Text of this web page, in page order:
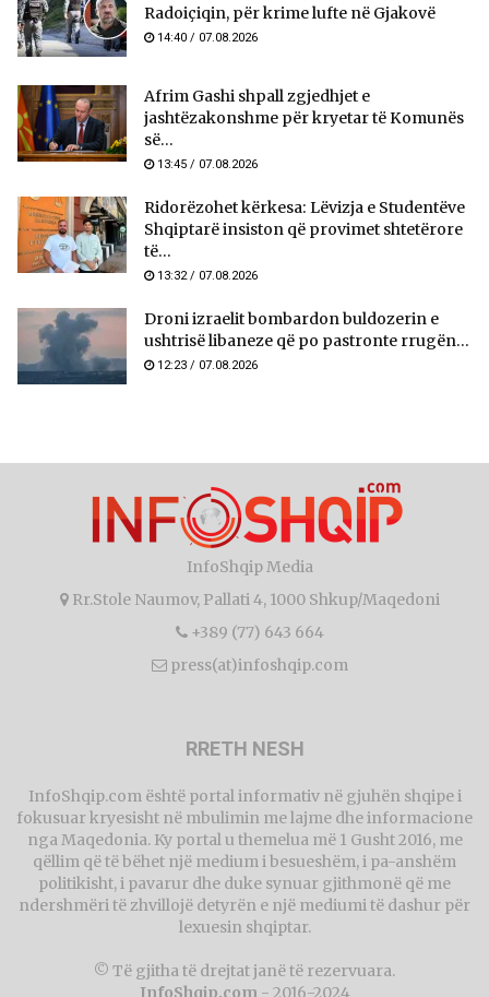
Radoiçiqin, për krime lufte në Gjakovë
14:40 / 07.08.2026
Afrim Gashi shpall zgjedhjet e
jashtëzakonshme për kryetar të Komunës
së...
13:45 / 07.08.2026
Ridorëzohet kërkesa: Lëvizja e Studentëve
Shqiptarë insiston që provimet shtetërore
të...
13:32 / 07.08.2026
Droni izraelit bombardon buldozerin e
ushtrisë libaneze që po pastronte rrugën...
12:23 / 07.08.2026
InfoShqip Media
Rr.Stole Naumov, Pallati 4, 1000 Shkup/Maqedoni
+389 (77) 643 664
press(at)infoshqip.com
RRETH NESH
InfoShqip.com është portal informativ në gjuhën shqipe i
fokusuar kryesisht në mbulimin me lajme dhe informacione
nga Maqedonia. Ky portal u themelua më 1 Gusht 2016, me
qëllim që të bëhet një medium i besueshëm, i pa-anshëm
politikisht, i pavarur dhe duke synuar gjithmonë që me
ndershmëri të zhvillojë detyrën e një mediumi të dashur për
lexuesin shqiptar.
© Të gjitha të drejtat janë të rezervuara.
InfoShqip.com - 2016-2024